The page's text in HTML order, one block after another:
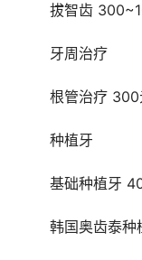
拔智齿
	牙周治疗
根管治疗
	种植牙
基础种植牙
韩国奥齿泰